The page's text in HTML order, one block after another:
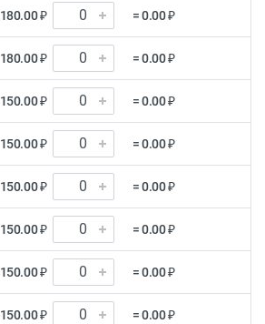
180.00 ₽ = 0.00 ₽
180.00 ₽ = 0.00 ₽
150.00 ₽ = 0.00 ₽
150.00 ₽ = 0.00 ₽
150.00 ₽ = 0.00 ₽
150.00 ₽ = 0.00 ₽
150.00 ₽ = 0.00 ₽
150.00 ₽ = 0.00 ₽